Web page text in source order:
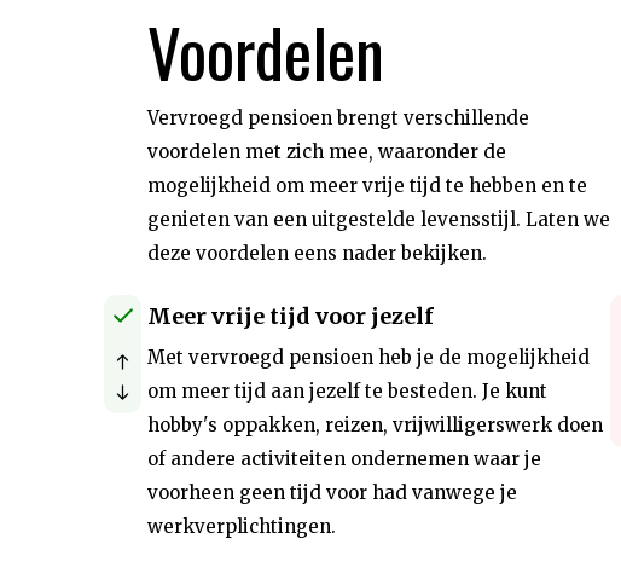
Voordelen
Vervroegd pensioen brengt verschillende
voordelen met zich mee, waaronder de
mogelijkheid om meer vrije tijd te hebben en te
genieten van een uitgestelde levensstijl. Laten we
deze voordelen eens nader bekijken.
Meer vrije tijd voor jezelf
Met vervroegd pensioen heb je de mogelijkheid
om meer tijd aan jezelf te besteden. Je kunt
hobby's oppakken, reizen, vrijwilligerswerk doen
of andere activiteiten ondernemen waar je
voorheen geen tijd voor had vanwege je
werkverplichtingen.